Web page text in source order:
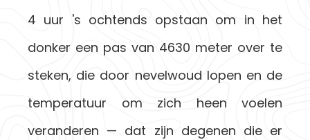
4 uur 's ochtends opstaan om in het
donker een pas van 4630 meter over te
steken, die door nevelwoud lopen en de
temperatuur om zich heen voelen
veranderen — dat zijn degenen die er